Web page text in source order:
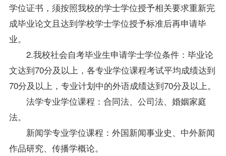
学位证书，须按照我校的学士学位授予相关要求重新完
成毕业论文且达到学校学士学位授予标准后再申请毕
业。
2.我校社会自考毕业生申请学士学位条件：毕业论
文达到70分及以上，各专业学位课程考试平均成绩达到
70分及以上，专业计划中的外语成绩达到70分及以上。
法学专业学位课程：合同法、公司法、婚姻家庭
法。
新闻学专业学位课程：外国新闻事业史、中外新闻
作品研究、传播学概论。